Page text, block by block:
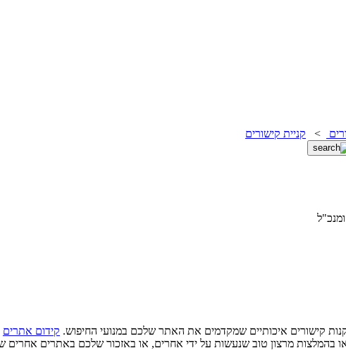
> קניית קישורים
קישורים איכותיים שמקדמים את האתר שלכם במנועי החיפוש. קידום אתרים
או בהמלצות מרצון טוב שנעשות על ידי אחרים, או באזכור שלכם באתרים